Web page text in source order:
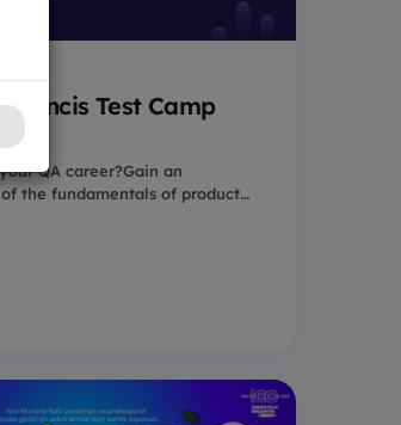
Test Camp
QA career?Gain an
the fundamentals of product